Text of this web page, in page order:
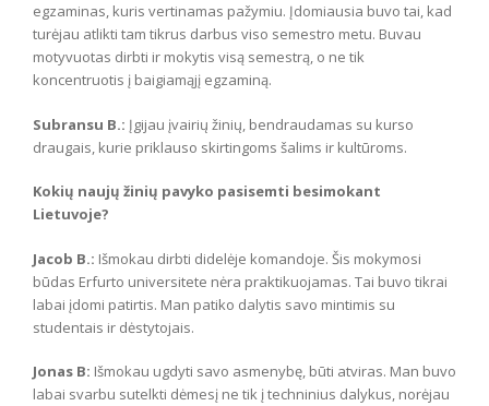
egzaminas, kuris vertinamas pažymiu. Įdomiausia buvo tai, kad
turėjau atlikti tam tikrus darbus viso semestro metu. Buvau
motyvuotas dirbti ir mokytis visą semestrą, o ne tik
koncentruotis į baigiamąjį egzaminą.
Subransu B.: Įgijau įvairių žinių, bendraudamas su kurso
draugais, kurie priklauso skirtingoms šalims ir kultūroms.
Kokių naujų žinių pavyko pasisemti besimokant
Lietuvoje?
Jacob B.: Išmokau dirbti didelėje komandoje. Šis mokymosi
būdas Erfurto universitete nėra praktikuojamas. Tai buvo tikrai
labai įdomi patirtis. Man patiko dalytis savo mintimis su
studentais ir dėstytojais.
Jonas B: Išmokau ugdyti savo asmenybę, būti atviras. Man buvo
labai svarbu sutelkti dėmesį ne tik į techninius dalykus, norėjau